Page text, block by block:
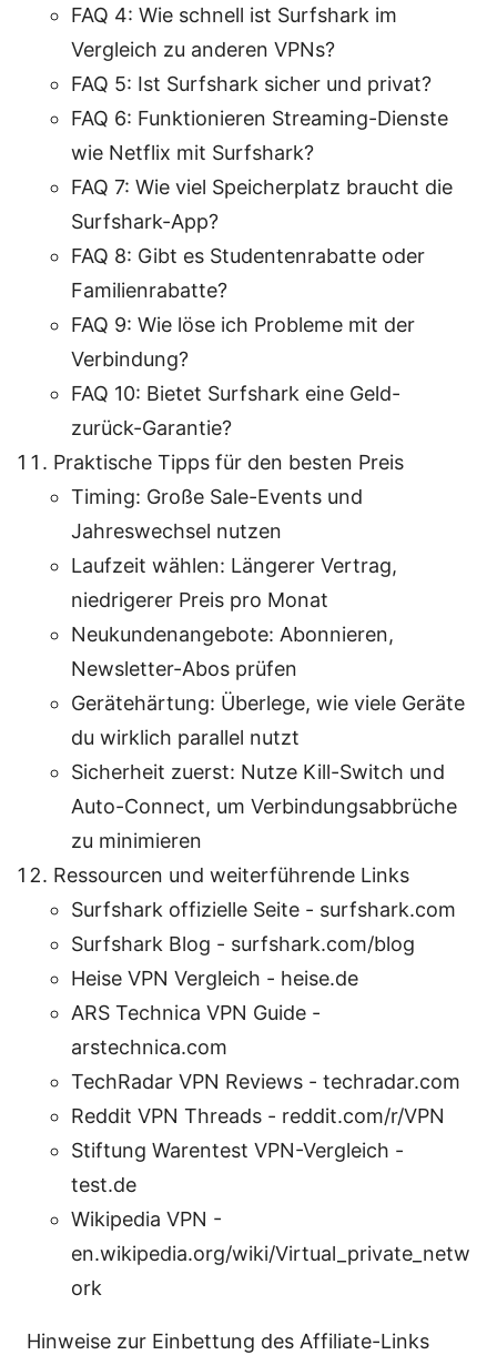
FAQ 4: Wie schnell ist Surfshark im
Vergleich zu anderen VPNs?
FAQ 5: Ist Surfshark sicher und privat?
FAQ 6: Funktionieren Streaming-Dienste
wie Netflix mit Surfshark?
FAQ 7: Wie viel Speicherplatz braucht die
Surfshark-App?
FAQ 8: Gibt es Studentenrabatte oder
Familienrabatte?
FAQ 9: Wie löse ich Probleme mit der
Verbindung?
FAQ 10: Bietet Surfshark eine Geld-
zurück-Garantie?
Praktische Tipps für den besten Preis
Timing: Große Sale-Events und
Jahreswechsel nutzen
Laufzeit wählen: Längerer Vertrag,
niedrigerer Preis pro Monat
Neukundenangebote: Abonnieren,
Newsletter-Abos prüfen
Gerätehärtung: Überlege, wie viele Geräte
du wirklich parallel nutzt
Sicherheit zuerst: Nutze Kill-Switch und
Auto-Connect, um Verbindungsabbrüche
zu minimieren
Ressourcen und weiterführende Links
Surfshark offizielle Seite - surfshark.com
Surfshark Blog - surfshark.com/blog
Heise VPN Vergleich - heise.de
ARS Technica VPN Guide -
arstechnica.com
TechRadar VPN Reviews - techradar.com
Reddit VPN Threads - reddit.com/r/VPN
Stiftung Warentest VPN-Vergleich -
test.de
Wikipedia VPN -
en.wikipedia.org/wiki/Virtual_private_netw
ork
Hinweise zur Einbettung des Affiliate-Links